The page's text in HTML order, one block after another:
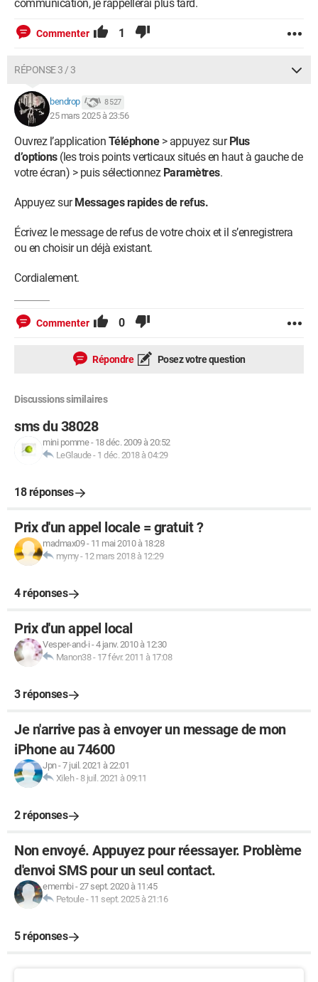
communication, je rappellerai plus tard.
Commenter 1
RÉPONSE 3 / 3
bendrop 8 527
25 mars 2025 à 23:56
Ouvrez l’application Téléphone> appuyez surPlus
d’options (les trois points verticaux situés en haut à gauche de
votre écran) > puis sélectionnez Paramètres.
Appuyez surMessages rapides de refus.
Écrivez le message de refus de votre choix et il s’enregistrera
ou en choisir un déjà existant.
Cordialement.
Commenter 0
Répondre Posez votre question
Discussions similaires
sms du 38028
mini pomme- 18 déc. 2009 à 20:52
LeGlaude- 1 déc. 2018 à 04:29
18 réponses
Prix d'un appel locale = gratuit ?
madmax09- 11 mai 2010 à 18:28
mymy- 12 mars 2018 à 12:29
4 réponses
Prix d'un appel local
Vesper-and-i -4 janv. 2010 à 12:30
Manon38- 17 févr. 2011 à 17:08
3 réponses
Je n'arrive pas à envoyer un message de mon
iPhone au 74600
Jpn-7 juil. 2021 à 22:01
Xileh- 8 juil. 2021 à 09:11
2 réponses
Non envoyé. Appuyez pour réessayer. Problème
d'envoi SMS pour un seul contact.
emembi -27 sept. 2020 à 11:45
Petoule- 11 sept. 2025 à 21:16
5 réponses